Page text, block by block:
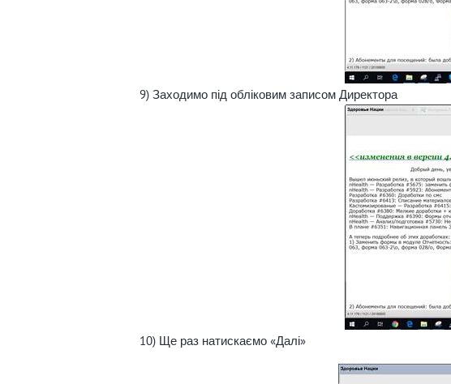
9) Заходимо під обліковим записом Директора
10) Ще раз натискаємо «Далі»